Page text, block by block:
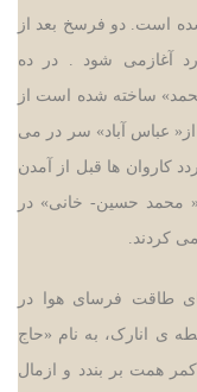
است. دو فرسخ بعد از
آغازمی شود . در ده
ساخته شده است از
عباس آباد» سر در می
کاروان ها قبل از آمدن
محمد حسین- خانی» در
کردند.
طاقت فرسای هوا در
ی انارک، به نام «حاج
همت بر بندد و ازمال